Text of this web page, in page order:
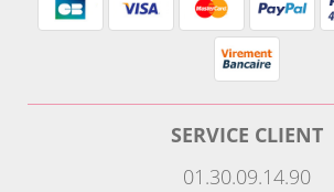
SERVICE CLIENT
01.30.09.14.90